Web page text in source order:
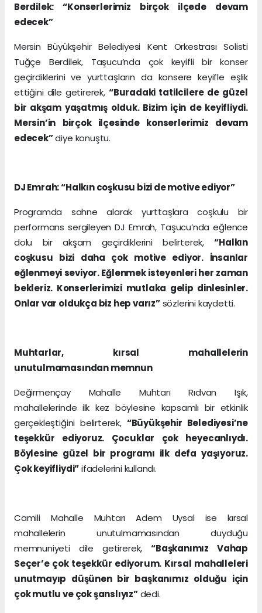
Berdilek: “Konserlerimiz birçok ilçede devam
edecek”
Mersin Büyükşehir Belediyesi Kent Orkestrası Solisti
Tuğçe Berdilek, Taşucu’nda çok keyifli bir konser
geçirdiklerini ve yurttaşların da konsere keyifle eşlik
ettiğini dile getirerek, “Buradaki tatilcilere de güzel
bir akşam yaşatmış olduk. Bizim için de keyifliydi.
Mersin’in birçok ilçesinde konserlerimiz devam
edecek”diye konuştu.
DJ Emrah: “Halkın coşkusu bizi de motive ediyor”
Programda sahne alarak yurttaşlara coşkulu bir
performans sergileyen DJ Emrah, Taşucu’nda eğlence
dolu bir akşam geçirdiklerini belirterek,“Halkın
coşkusu bizi daha çok motive ediyor. İnsanlar
eğlenmeyi seviyor. Eğlenmek isteyenleri her zaman
bekleriz. Konserlerimizi mutlaka gelip dinlesinler.
Onlar var oldukça biz hep varız”sözlerini kaydetti.
Muhtarlar, kırsal mahallelerin
unutulmamasından memnun
Değirmençay Mahalle Muhtarı Rıdvan Işık,
mahallelerinde ilk kez böylesine kapsamlı bir etkinlik
gerçekleştiğini belirterek, “Büyükşehir Belediyesi’ne
teşekkür ediyoruz. Çocuklar çok heyecanlıydı.
Böylesine güzel bir programı ilk defa yaşıyoruz.
Çok keyifliydi”ifadelerini kullandı.
Camili Mahalle Muhtarı Adem Uysal ise kırsal
mahallelerin unutulmamasından duyduğu
memnuniyeti dile getirerek,“Başkanımız Vahap
Seçer’e çok teşekkür ediyorum. Kırsal mahalleleri
unutmayıp düşünen bir başkanımız olduğu için
çok mutlu ve çok şanslıyız”dedi.